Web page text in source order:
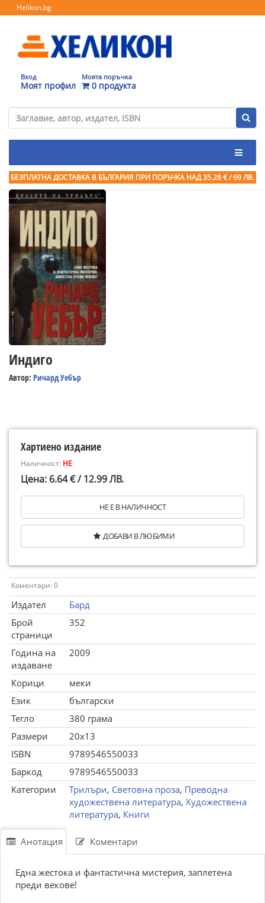
Helikon.bg
Вход
Моят профил
Моята поръчка
0 продукта
БЕЗПЛАТНА ДОСТАВКА В БЪЛГАРИЯ ПРИ ПОРЪЧКА НАД 35.28 € / 69 ЛВ.
Индиго
Автор: Ричард Уебър
Хартиено издание
Наличност: НЕ
Цена: 6.64 € / 12.99 ЛВ.
НЕ Е В НАЛИЧНОСТ
ДОБАВИ В ЛЮБИМИ
Коментари: 0
Издател
Бард
Брой
страници
352
Година на
издаване
2009
Корици
меки
Език
български
Тегло
380 грама
Размери
20x13
ISBN
9789546550033
Баркод
9789546550033
Категории
Трилъри, Световна проза, Преводна
художествена литература, Художествена
литература, Книги
Анотация Коментари
Една жестока и фантастична мистерия, заплетена
преди векове!